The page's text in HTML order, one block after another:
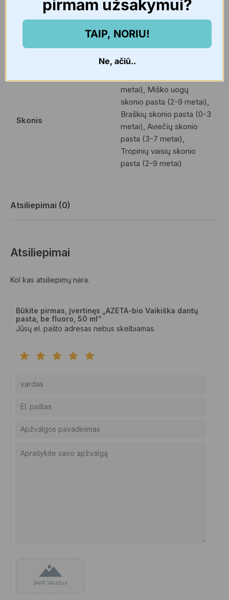
Papildoma informacija
Skonis
metai), Miško uogų
skonio pasta (2-9 metai),
Braškių skonio pasta (0-3
metai), Aviečių skonio
pasta (3-7 metai),
Tropinių vaisių skonio
pasta (2-9 metai)
Atsiliepimai (0)
Atsiliepimai
Kol kas atsiliepimų nėra.
Būkite pirmas, įvertinęs „AZETA-bio Vaikiška dantų
pasta, be fluoro, 50 ml“
Jūsų el. pašto adresas nebus skelbiamas.
Įkelti Vaizdus
pirmam užsakymui?
TAIP, NORIU!
Ne, ačiū..